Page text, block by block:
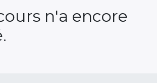
n'a encore